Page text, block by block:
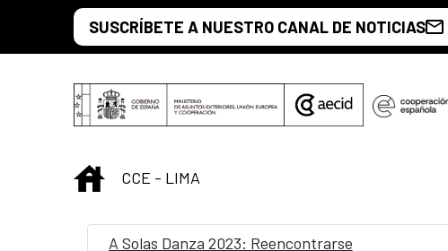
Saltar al contenido principal
SUSCRÍBETE A NUESTRO CANAL DE NOTICIAS
INICIO
CCE - LIMA
A Solas Danza 2023: Reencontrarse